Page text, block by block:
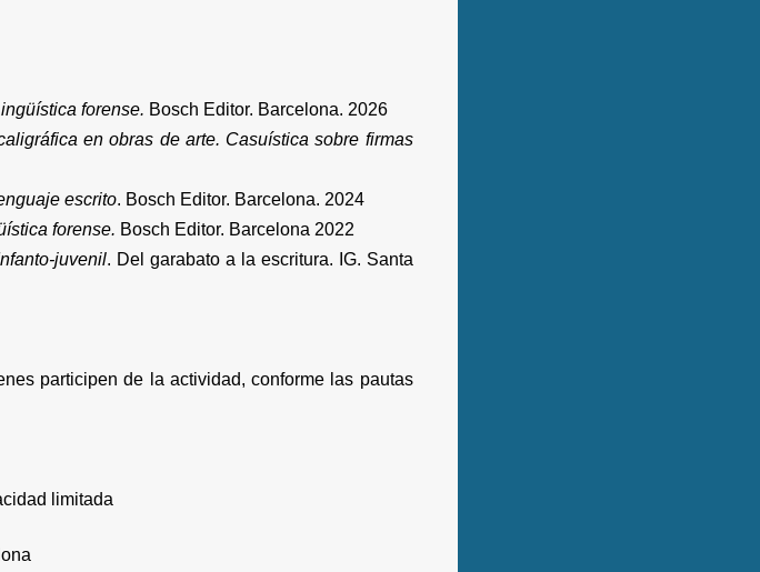
forense. Bosch Editor. Barcelona. 2026
en obras de arte. Casuística sobre firmas
escrito. Bosch Editor. Barcelona. 2024
forense. Bosch Editor. Barcelona 2022
juvenil. Del garabato a la escritura. IG. Santa
participen de la actividad, conforme las pautas
limitada